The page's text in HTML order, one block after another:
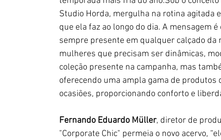
Studio Horda, mergulha na rotina agitada
que ela faz ao longo do dia. A mensagem
sempre presente em qualquer calçado
mulheres que precisam ser dinâmicas,
coleção presente na campanha, mas
oferecendo uma ampla gama de
ocasiões, proporcionando conforto e
Fernando Eduardo Müller, diretor de
"Corporate Chic" permeia o novo acervo,